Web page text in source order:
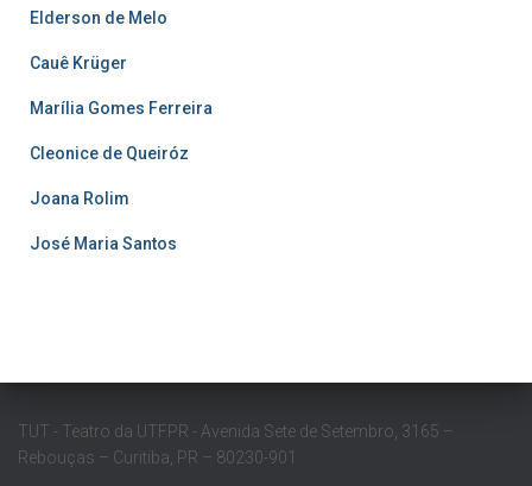
Elderson de Melo
Cauê Krüger
Marília Gomes Ferreira
Cleonice de Queiróz
Joana Rolim
José Maria Santos
TUT - Teatro da UTFPR - Avenida Sete de Setembro, 3165 –
Rebouças – Curitiba, PR – 80230-901